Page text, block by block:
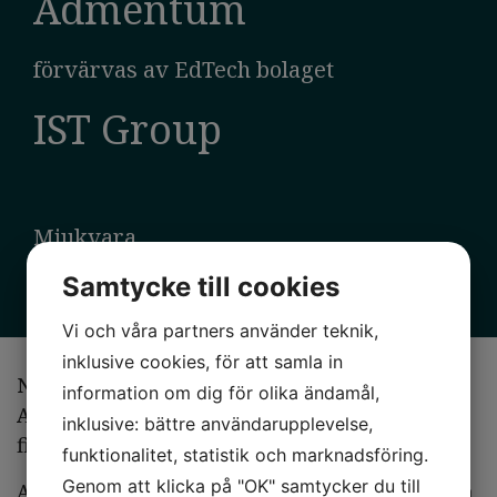
förvärvas av EdTech bolaget
IST Group
Mjukvara
När IST Group förvärvade EdTech bolaget
Admentum bistod AHL Partners som exklusiv
finansiell rådgivare till säljarna.
Admentum är ett ledande tillväxtföretag inom
Samtycke till cookies
Vi och våra partners använder teknik,
inklusive cookies, för att samla in
information om dig för olika ändamål,
inklusive: bättre användarupplevelse,
funktionalitet, statistik och marknadsföring.
Genom att klicka på "OK" samtycker du till